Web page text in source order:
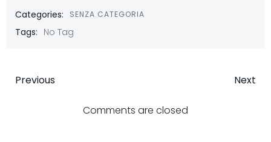
Categories: SENZA CATEGORIA
Tags: No Tag
Post
navigation
Previous Next
Comments are closed